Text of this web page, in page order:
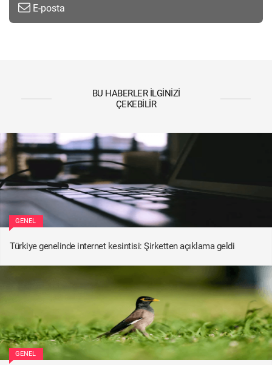
E-posta
BU HABERLER İLGINIZI
ÇEKEBILIR
GENEL
Türkiye genelinde internet kesintisi: Şirketten açıklama geldi
GENEL